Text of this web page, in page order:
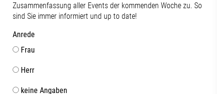
Zusammenfassung aller Events der kommenden Woche zu. So
sind Sie immer informiert und up to date!
Anrede
Frau
Herr
keine Angaben